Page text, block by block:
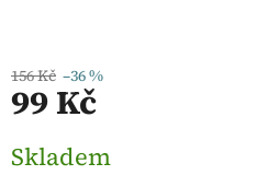
156 Kč –36 %
99 Kč
cena:
Skladem